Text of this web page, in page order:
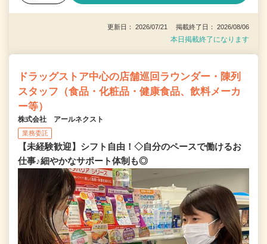
更新日： 2026/07/21 掲載終了日： 2026/08/06
本日掲載終了になります
ドラッグストア中心の店舗巡回ラウンダー・陳列
スタッフ（食品・化粧品・健康食品、飲料メーカ
ー等）
株式会社 アールネクスト
業務委託
【未経験歓迎】シフト自由！◇自分のペースで働けるお
仕事♪細やかなサポート体制も◎